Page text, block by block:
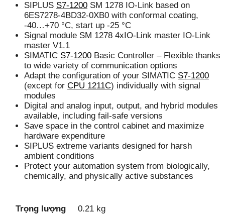
SIPLUS S7-1200 SM 1278 IO-Link based on
6ES7278-4BD32-0XB0 with conformal coating,
-40…+70 °C, start up -25 °C
Signal module SM 1278 4xIO-Link master IO-Link
master V1.1
SIMATIC S7-1200 Basic Controller – Flexible thanks
to wide variety of communication options
Adapt the configuration of your SIMATIC S7-1200
(except for CPU 1211C) individually with signal
modules
Digital and analog input, output, and hybrid modules
available, including fail-safe versions
Save space in the control cabinet and maximize
hardware expenditure
SIPLUS extreme variants designed for harsh
ambient conditions
Protect your automation system from biologically,
chemically, and physically active substances
Trọng lượng 0.21 kg